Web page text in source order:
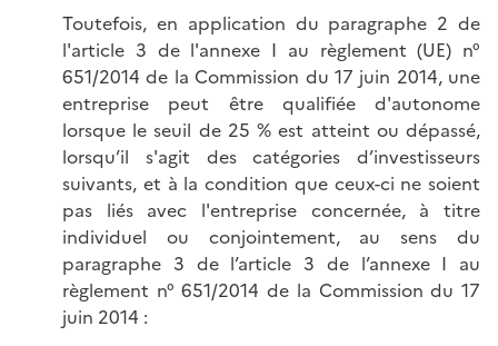
Toutefois, en application du paragraphe 2 de
l'article 3 de l'annexe I au règlement (UE) n°
651/2014 de la Commission du 17 juin 2014, une
entreprise peut être qualifiée d'autonome
lorsque le seuil de 25 % est atteint ou dépassé,
lorsqu’il s'agit des catégories d’investisseurs
suivants, et à la condition que ceux-ci ne soient
pas liés avec l'entreprise concernée, à titre
individuel ou conjointement, au sens du
paragraphe 3 de l’article 3 de l’annexe I au
règlement n° 651/2014 de la Commission du 17
juin 2014 :